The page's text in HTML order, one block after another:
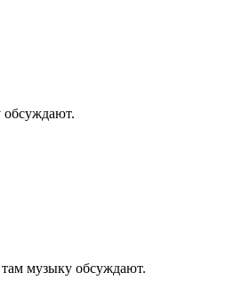
обсуждают.
музыку обсуждают.